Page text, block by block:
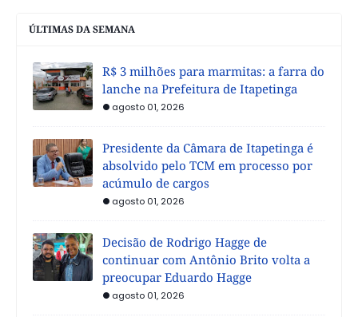
ÚLTIMAS DA SEMANA
R$ 3 milhões para marmitas: a farra do
lanche na Prefeitura de Itapetinga
agosto 01, 2026
Presidente da Câmara de Itapetinga é
absolvido pelo TCM em processo por
acúmulo de cargos
agosto 01, 2026
Decisão de Rodrigo Hagge de
continuar com Antônio Brito volta a
preocupar Eduardo Hagge
agosto 01, 2026